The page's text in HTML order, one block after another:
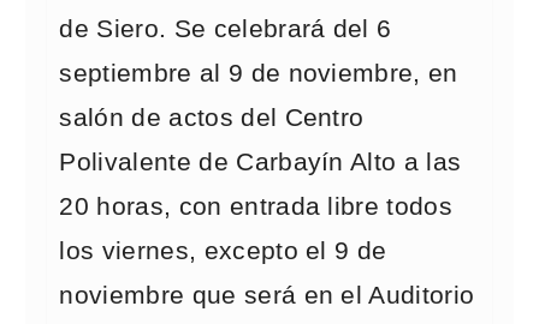
de Siero. Se celebrará del 6
septiembre al 9 de noviembre, en
salón de actos del Centro
Polivalente de Carbayín Alto a las
20 horas, con entrada libre todos
los viernes, excepto el 9 de
noviembre que será en el Auditorio